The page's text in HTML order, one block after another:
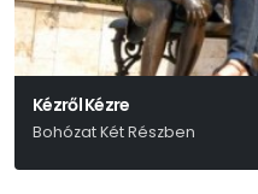
Kézről Kézre
Bohózat Két Részben